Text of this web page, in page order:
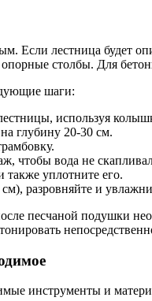
лестница будет
столбы. Для
шаги:
используя
глубину 20-30 см.
чтобы вода не
уплотните его.
разровняйте и
песчаной подушки
инструменты и